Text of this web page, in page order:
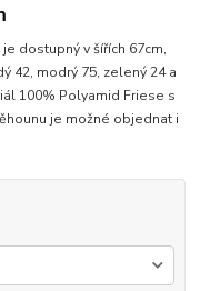
dostupný v šířích 67cm,
42, modrý 75, zelený 24 a
100% Polyamid Friese s
je možné objednat i